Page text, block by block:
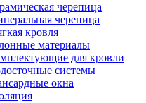
черепица
черепица
кровля
материалы
для кровли
системы
окна